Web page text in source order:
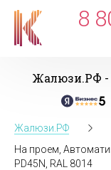
8
Жалюзи.РФ -
Жалюзи.РФ
На проем,
PD45N, RAL 8014